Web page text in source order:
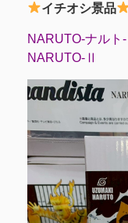
イチオシ景品
NARUTO-ナルト
NARUTO-Ⅱ